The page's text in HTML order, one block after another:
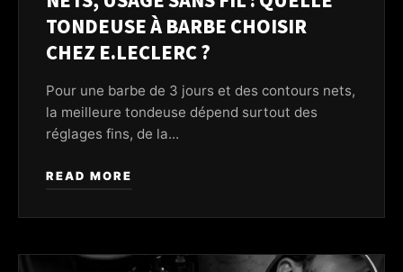
TONDEUSE À BARBE CHOISIR
CHEZ E.LECLERC ?
Pour une barbe de 3 jours et des contours nets,
la meilleure tondeuse dépend surtout des
réglages fins, de la...
READ MORE